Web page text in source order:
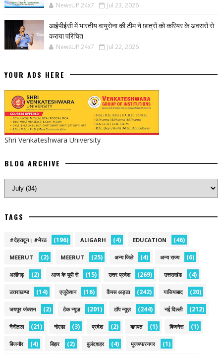
NewsUP 24x7 Jul 23, 2026
आईपीईसी में भारतीय वायुसेना की टीम ने छात्रों को करियर के अवसरों से
कराया परिचित
NewsUP 24x7 Jul 22, 2026
YOUR ADS HERE
Shri Venkateshwara University
BLOG ARCHIVE
TAGS
#देहरादून। #मेरठ (196) ALIGARH (4) EDUCATION (46)
MEERUT (2) MEERUT (25) अन्य जिले (4) अन्य राज्य (6)
अलीगढ़ (2) आज के यूपी से (15) उत्तर प्रदेश (269) उत्तराखंड (4)
उत्तराखण्ड (14) एजुकेशन (16) कैंपस अड्डा (242) गाजियाबाद (20)
जयपुर जंक्शन (2) टेक न्यूज़ (201) टॉप न्यूज़ (244) नई द‍िल्ली (212)
नैनीताल (21) नोएडा (3) प्रदेश (2) बागपत (1) बिजनेस (1)
बिजनौर (4) बिहार (2) बुलंदशहर (4) मुजफ्फरनगर (1)